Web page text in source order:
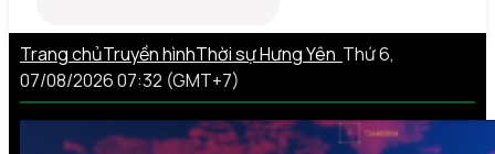
Trang chủTruyền hìnhThời sự Hưng Yên Thứ 6,
07/08/2026 07:32 (GMT+7)